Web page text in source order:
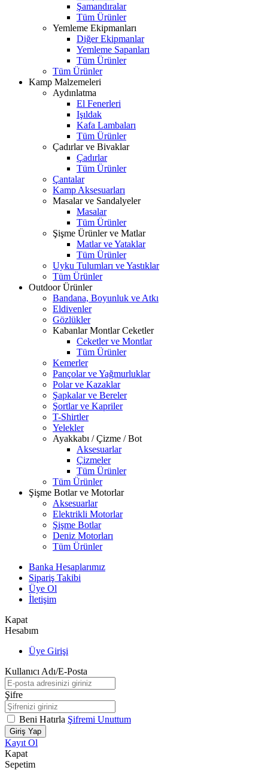
Şamandıralar
Tüm Ürünler
Yemleme Ekipmanları
Diğer Ekipmanlar
Yemleme Sapanları
Tüm Ürünler
Tüm Ürünler
Kamp Malzemeleri
Aydınlatma
El Fenerleri
Işıldak
Kafa Lambaları
Tüm Ürünler
Çadırlar ve Bivaklar
Çadırlar
Tüm Ürünler
Çantalar
Kamp Aksesuarları
Masalar ve Sandalyeler
Masalar
Tüm Ürünler
Şişme Ürünler ve Matlar
Matlar ve Yataklar
Tüm Ürünler
Uyku Tulumları ve Yastıklar
Tüm Ürünler
Outdoor Ürünler
Bandana, Boyunluk ve Atkı
Eldivenler
Gözlükler
Kabanlar Montlar Ceketler
Ceketler ve Montlar
Tüm Ürünler
Kemerler
Pançolar ve Yağmurluklar
Polar ve Kazaklar
Şapkalar ve Bereler
Şortlar ve Kapriler
T-Shirtler
Yelekler
Ayakkabı / Çizme / Bot
Aksesuarlar
Çizmeler
Tüm Ürünler
Tüm Ürünler
Şişme Botlar ve Motorlar
Aksesuarlar
Elektrikli Motorlar
Şişme Botlar
Deniz Motorları
Tüm Ürünler
Banka Hesaplarımız
Sipariş Takibi
Üye Ol
İletişim
Kapat
Hesabım
Üye Girişi
Kullanıcı Adı/E-Posta
Şifre
Beni Hatırla Şifremi Unuttum
Giriş Yap
Kayıt Ol
Kapat
Sepetim